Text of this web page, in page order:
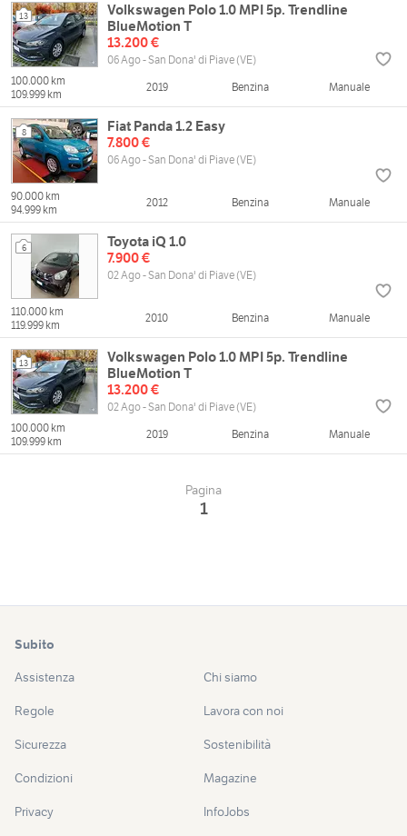
13
Volkswagen Polo 1.0 MPI 5p. Trendline
BlueMotion T
13.200 €
06 Ago - San Dona' di Piave (VE)
100.000 km
109.999 km
2019 Benzina Manuale
8
Fiat Panda 1.2 Easy
7.800 €
06 Ago - San Dona' di Piave (VE)
90.000 km
94.999 km
2012 Benzina Manuale
6
Toyota iQ 1.0
7.900 €
02 Ago - San Dona' di Piave (VE)
110.000 km
119.999 km
2010 Benzina Manuale
13
Volkswagen Polo 1.0 MPI 5p. Trendline
BlueMotion T
13.200 €
02 Ago - San Dona' di Piave (VE)
100.000 km
109.999 km
2019 Benzina Manuale
Pagina
1
Subito
Assistenza
Regole
Sicurezza
Condizioni
Privacy
Chi siamo
Lavora con noi
Sostenibilità
Magazine
InfoJobs